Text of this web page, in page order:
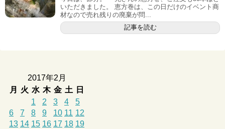
いただきました。 恵方巻は、この日だけのイベント商
材なので売れ残りの廃棄が問...
記事を読む
2017年2月
月
火 水 木 金 土
日
1
2 3 4
5
6
7 8 9 10 11 12
13 14 15 16 17 18 19